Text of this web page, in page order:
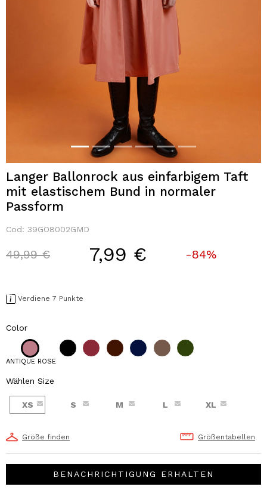
Langer Ballonrock aus einfarbigem Taft
mit elastischem Bund in normaler
Passform
Cod: 39GO8002GMD
Price reduced from
49,99 €to 7,99 € -84%
Verdiene 7 Punkte
Color
ANTIQUE ROSE
Wählen Size
XS S M L XL
Größe finden Größentabellen
BENACHRICHTIGUNG ERHALTEN